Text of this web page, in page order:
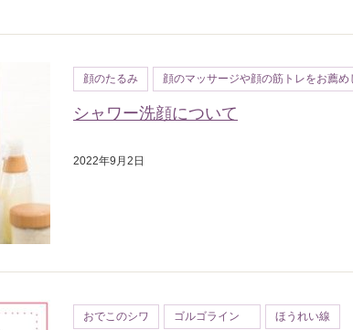
顔のたるみ 顔のマッサージや顔の筋トレをお薦め
シャワー洗顔について
2022年9月2日
おでこのシワ ゴルゴライン ほうれい線